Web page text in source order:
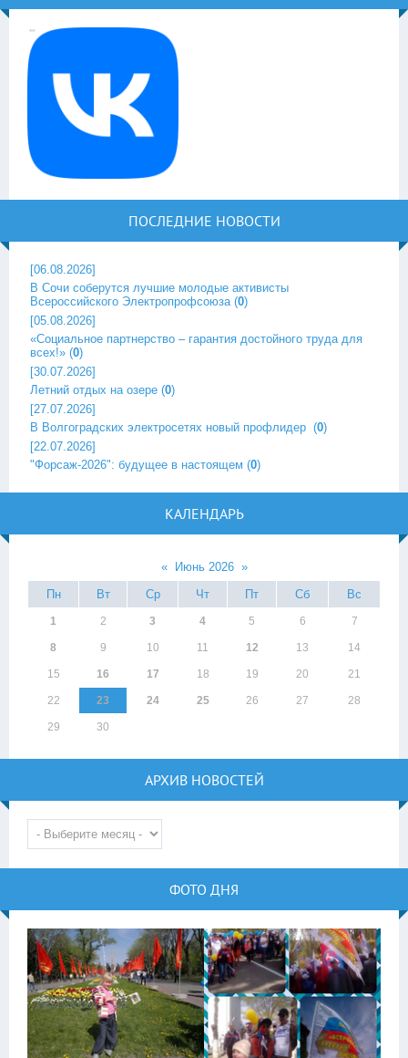
ПОСЛЕДНИЕ НОВОСТИ
[06.08.2026]
В Сочи соберутся лучшие молодые активисты
Всероссийского Электропрофсоюза (0)
[05.08.2026]
«Социальное партнерство – гарантия достойного труда для
всех!» (0)
[30.07.2026]
Летний отдых на озере (0)
[27.07.2026]
В Волгоградских электросетях новый профлидер ‎ (0)
[22.07.2026]
"Форсаж-2026": будущее в настоящем (0)
КАЛЕНДАРЬ
« Июнь 2026 »
Пн
Вт Ср Чт Пт Сб Вс
1 2 3 4 5 6 7
8 9 10 11 12 13 14
15 16 17 18 19 20 21
22 23 24 25 26 27 28
29 30
АРХИВ НОВОСТЕЙ
ФОТО ДНЯ